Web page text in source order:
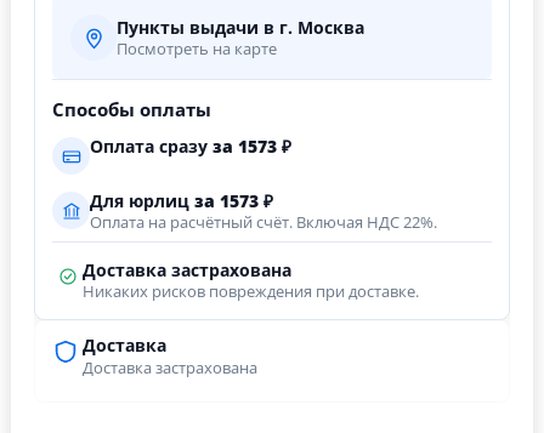
Доставка
Доставка застрахована
Пункты выдачи в г. Москва
Посмотреть на карте
Способы оплаты
Оплата сразу за 1573 ₽
Для юрлиц за 1573 ₽
Оплата на расчётный счёт. Включая НДС 22%.
Доставка застрахована
Никаких рисков повреждения при доставке.